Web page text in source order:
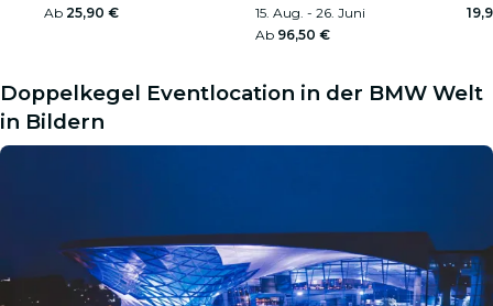
Ab 25,90 €
15. Aug. - 26. Juni
Ab 96,50 €
Doppelkegel Eventlocation in der BMW Welt
in Bildern